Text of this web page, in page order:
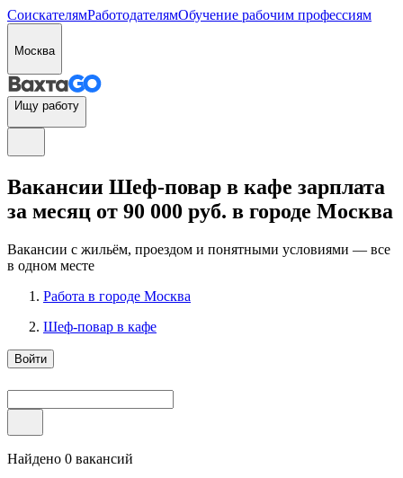
СоискателямРаботодателямОбучение рабочим профессиям
Москва
Ищу работу
Вакансии Шеф-повар в кафе зарплата
за месяц от 90 000 руб. в городе Москва
Вакансии с жильём, проездом и понятными условиями — все
в одном месте
Работа в городе Москва
Шеф-повар в кафе
Войти
Найдено 0 вакансий